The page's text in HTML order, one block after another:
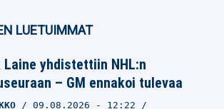
LUETUIMMAT
yhdistettiin NHL:n
– GM ennakoi tulevaa
09.08.2026 - 12:22